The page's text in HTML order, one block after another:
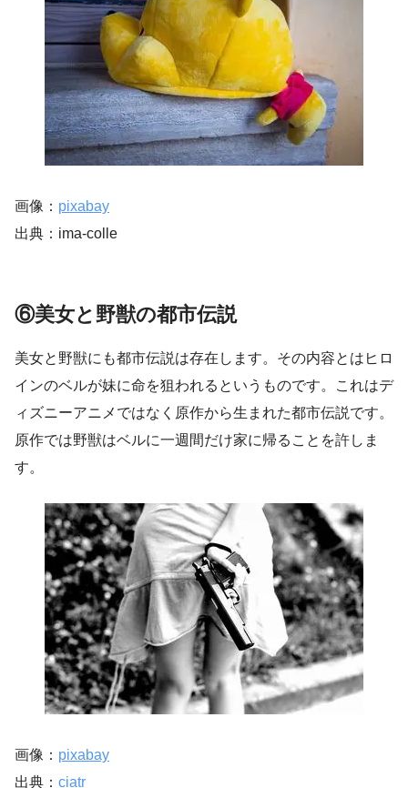
画像： pixabay
出典：ima-colle
⑥美女と野獣の都市伝説
美女と野獣にも都市伝説は存在します。その内容とはヒロ
インのベルが妹に命を狙われるというものです。これはデ
ィズニーアニメではなく原作から生まれた都市伝説です。
原作では野獣はベルに一週間だけ家に帰ることを許しま
す。
画像： pixabay
出典： ciatr